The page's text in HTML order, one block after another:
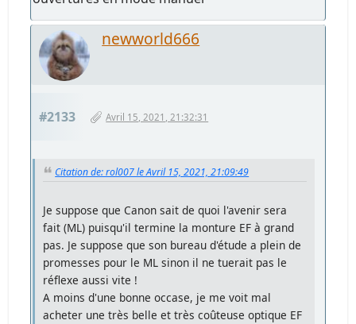
newworld666
#2133 Avril 15, 2021, 21:32:31
Citation de: rol007 le Avril 15, 2021, 21:09:49
Je suppose que Canon sait de quoi l'avenir sera
fait (ML) puisqu'il termine la monture EF à grand
pas. Je suppose que son bureau d'étude a plein de
promesses pour le ML sinon il ne tuerait pas le
réflexe aussi vite !
A moins d'une bonne occase, je me voit mal
acheter une très belle et très coûteuse optique EF